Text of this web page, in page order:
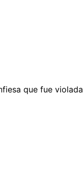
que fue violada